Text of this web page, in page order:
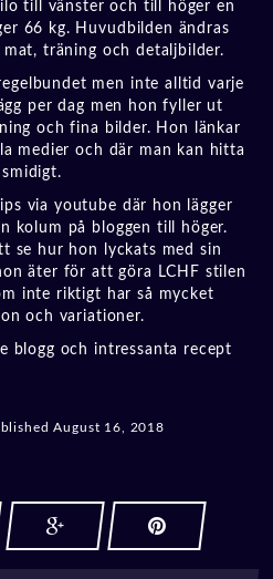
till vänster och till höger en
66 kg. Huvudbilden ändras
träning och detaljbilder.
men inte alltid varje
per dag men hon fyller ut
och fina bilder. Hon länkar
medier och där man kan hitta
via youtube där hon lägger
kolum på bloggen till höger.
se hur hon lyckats med sin
äter för att göra LCHF stilen
inte riktigt har så mycket
och variationer.
blogg och intressanta recept
August 16, 2018